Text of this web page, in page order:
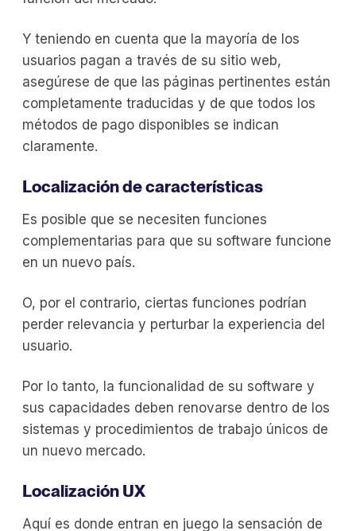
Y teniendo en cuenta que la mayoría de los
usuarios pagan a través de su sitio web,
asegúrese de que las páginas pertinentes están
completamente traducidas y de que todos los
métodos de pago disponibles se indican
claramente.
Localización de características
Es posible que se necesiten funciones
complementarias para que su software funcione
en un nuevo país.
O, por el contrario, ciertas funciones podrían
perder relevancia y perturbar la experiencia del
usuario.
Por lo tanto, la funcionalidad de su software y
sus capacidades deben renovarse dentro de los
sistemas y procedimientos de trabajo únicos de
un nuevo mercado.
Localización UX
Aquí es donde entran en juego la sensación de